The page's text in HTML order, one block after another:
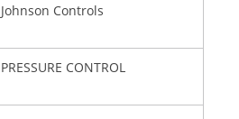
Johnson Controls
PRESSURE CONTROL